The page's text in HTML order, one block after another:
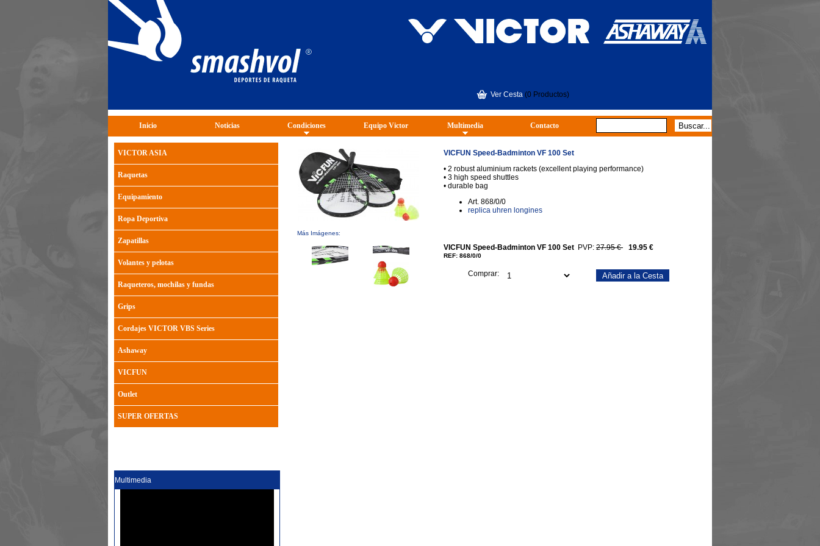
Inicio Noticias Condiciones Equipo Victor Multimedia Contacto
Más Imágenes:
VICFUN Speed-Badminton VF 100 Set
• 2 robust aluminium rackets (excellent playing performance)
• 3 high speed shuttles
• durable bag
Art. 868/0/0
replica uhren longines
VICFUN Speed-Badminton VF 100 Set
REF: 868/0/0
PVP: 27.95 € 19.95 €
Comprar:
VICTOR ASIA
Raquetas
Equipamiento
Ropa Deportiva
Zapatillas
Volantes y pelotas
Raqueteros, mochilas y fundas
Grips
Cordajes VICTOR VBS Series
Ashaway
VICFUN
Outlet
SUPER OFERTAS
Multimedia
Ver Cesta (0 Productos)